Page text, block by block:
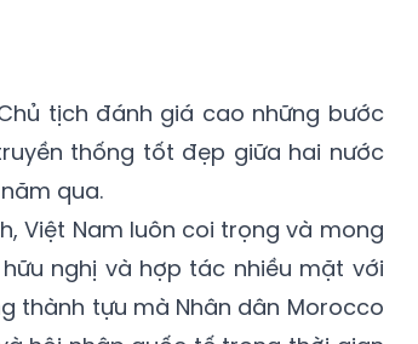
tịch đánh giá cao những bước
thống tốt đẹp giữa hai nước
qua.
Việt Nam luôn coi trọng và mong
nghị và hợp tác nhiều mặt với
thành tựu mà Nhân dân Morocco